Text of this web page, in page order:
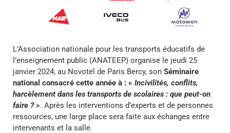
L’Association nationale pour les transports éducatifs de
l’enseignement public (ANATEEP) organise le jeudi 25
janvier 2024, au Novotel de Paris Bercy, son Séminaire
national consacré cette année à : « Incivilités, conflits,
harcèlement dans les transports de scolaires : que peut-on
faire ?». Après les interventions d’experts et de personnes
ressources, une large place sera faite aux échanges entre
intervenants et la salle.